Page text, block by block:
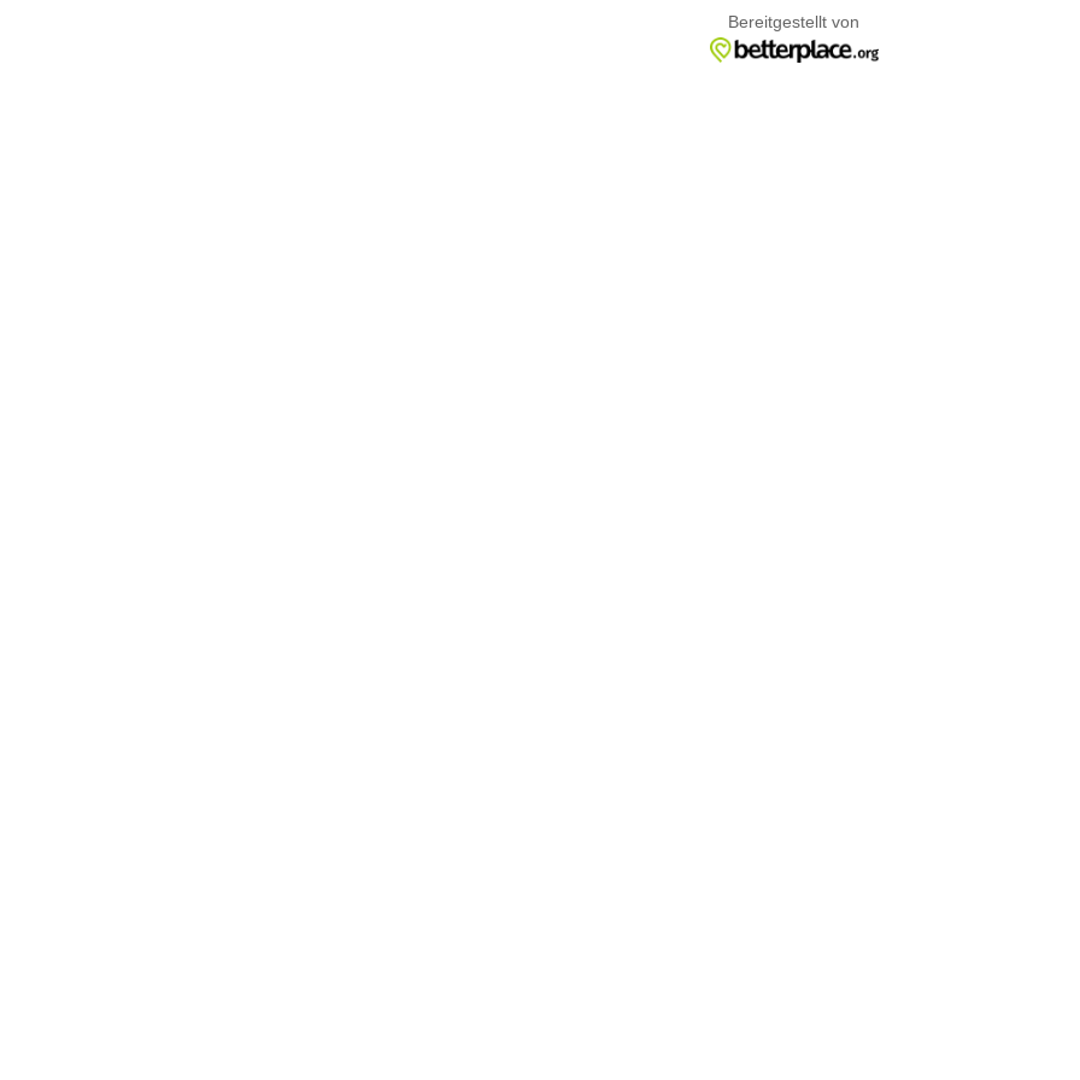
Bereitgestellt von